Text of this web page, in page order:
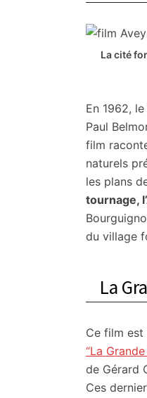
La cité
En 1962,
Paul
film
naturels
les plans
tournage,
du village
La
Ce film est
“La
de Gérard
Ces